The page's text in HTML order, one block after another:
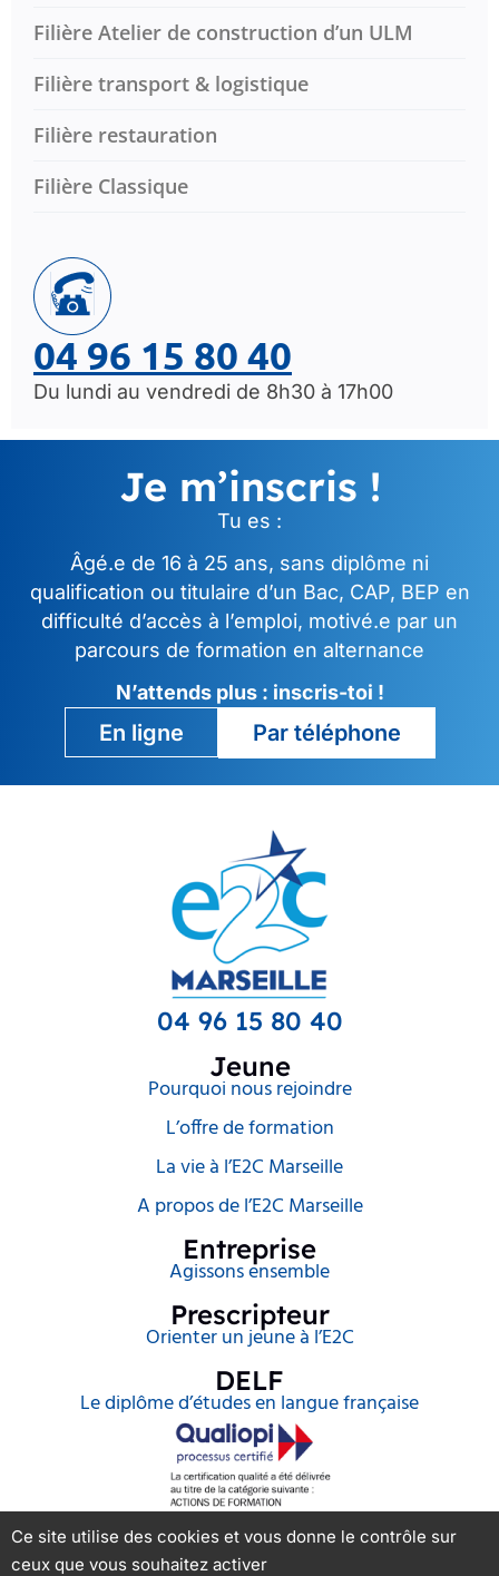
Filière Atelier de construction d’un ULM
Filière transport & logistique
Filière restauration
Filière Classique
04 96 15 80 40
Du lundi au vendredi de 8h30 à 17h00
Je m’inscris !
Tu es :
Âgé.e de 16 à 25 ans, sans diplôme ni
qualification ou titulaire d’un Bac, CAP, BEP en
difficulté d’accès à l’emploi, motivé.e par un
parcours de formation en alternance
N’attends plus : inscris-toi !
En ligne Par téléphone
04 96 15 80 40
Jeune
Pourquoi nous rejoindre
L’offre de formation
La vie à l’E2C Marseille
A propos de l’E2C Marseille
Entreprise
Agissons ensemble
Prescripteur
Orienter un jeune à l’E2C
DELF
Le diplôme d’études en langue française
Ce site utilise des cookies et vous donne le contrôle sur
ceux que vous souhaitez activer